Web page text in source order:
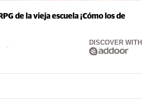
de la vieja escuela ¡Cómo los de
DISCOVER WITH